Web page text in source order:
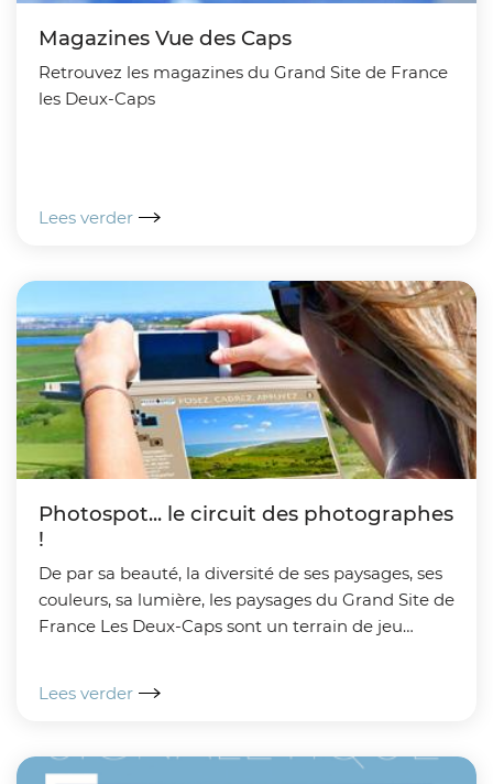
Magazines Vue des Caps
Retrouvez les magazines du Grand Site de France
les Deux-Caps
Lees verder
Photospot... le circuit des photographes
!
De par sa beauté, la diversité de ses paysages, ses
couleurs, sa lumière, les paysages du Grand Site de
France Les Deux-Caps sont un terrain de jeu
Lees verder